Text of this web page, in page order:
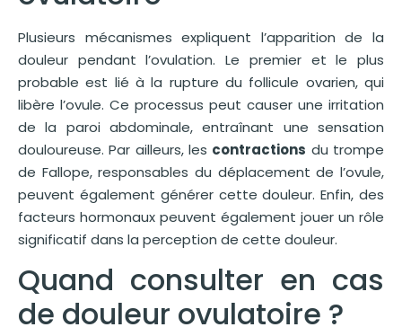
Plusieurs mécanismes expliquent l’apparition de la
douleur pendant l’ovulation. Le premier et le plus
probable est lié à la rupture du follicule ovarien, qui
libère l’ovule. Ce processus peut causer une irritation
de la paroi abdominale, entraînant une sensation
douloureuse. Par ailleurs, les contractions du trompe
de Fallope, responsables du déplacement de l’ovule,
peuvent également générer cette douleur. Enfin, des
facteurs hormonaux peuvent également jouer un rôle
significatif dans la perception de cette douleur.
Quand consulter en cas
de douleur ovulatoire ?